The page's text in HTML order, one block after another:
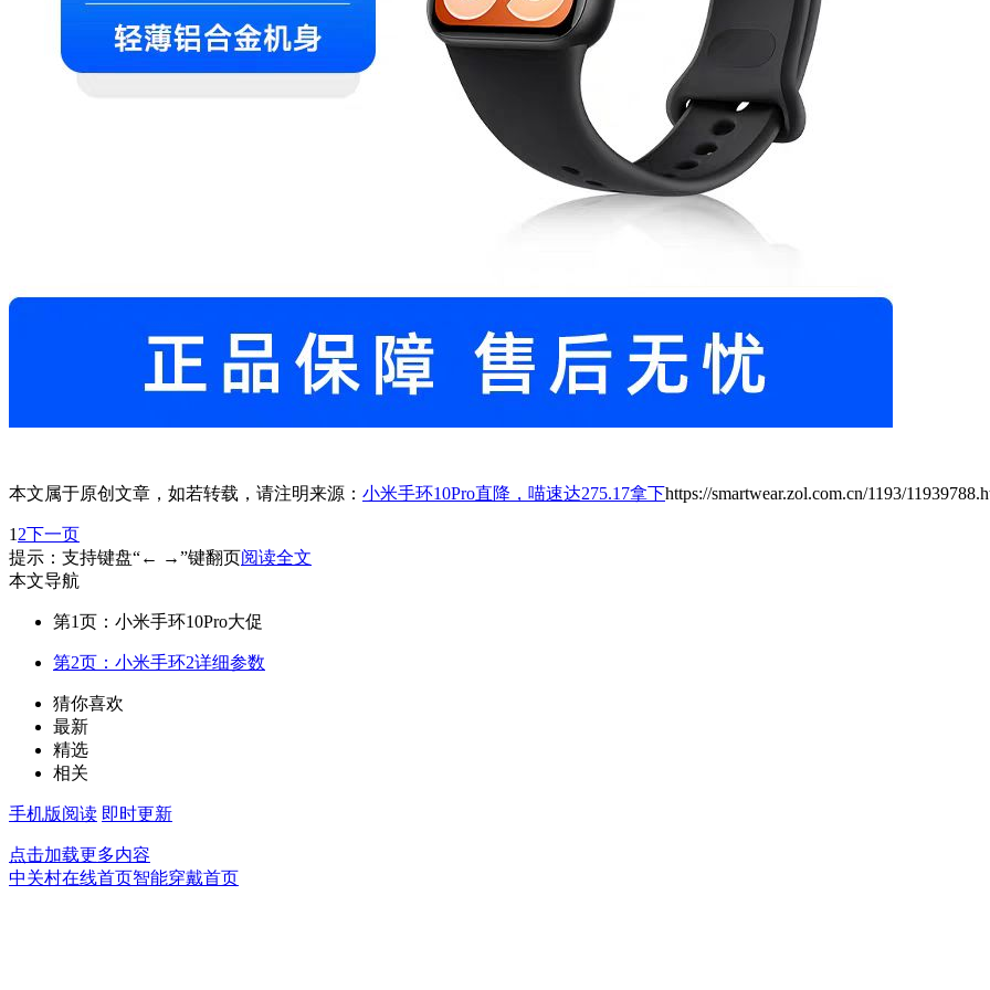
本文属于原创文章，如若转载，请注明来源： 小米手环10Pro直降，喵速达275.17拿下https://smartwear.zol.com.cn/1193/
1 2下一页
提示：支持键盘“← →”键翻页阅读全文
本文导航
第1页：小米手环10Pro大促
第2页：小米手环2详细参数
猜你喜欢
最新
精选
相关
手机版阅读 即时更新
点击加载更多内容
中关村在线首页智能穿戴首页